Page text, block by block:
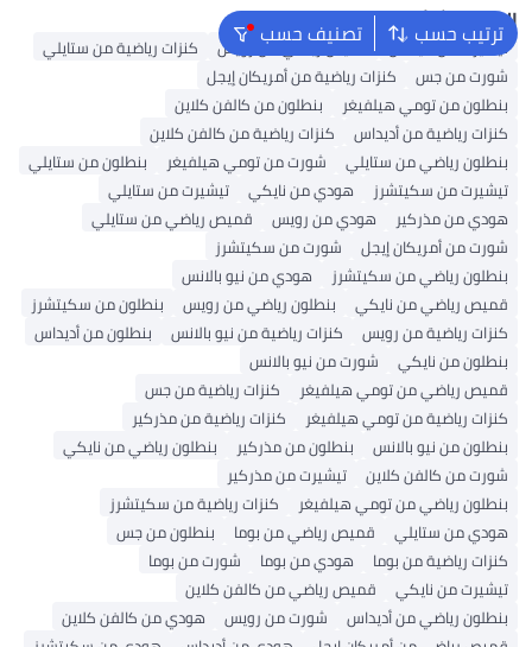
ترتيب حسب تصنيف حسب البحث الشائع
تيشيرت من أديداس قميص رياضي من رويس
كنزات رياضية من ستايلي
شورت من جس
كنزات رياضية من أمريكان إيجل
بنطلون من تومي هيلفيغر
بنطلون من كالفن كلاين
كنزات رياضية من أديداس
كنزات رياضية من كالفن كلاين
بنطلون رياضي من ستايلي
شورت من تومي هيلفيغر
بنطلون من ستايلي
تيشيرت من سكيتشرز
هودي من نايكي
تيشيرت من ستايلي
هودي من مذركير
هودي من رويس
قميص رياضي من ستايلي
شورت من أمريكان إيجل
شورت من سكيتشرز
بنطلون رياضي من سكيتشرز
هودي من نيو بالانس
قميص رياضي من نايكي
بنطلون رياضي من رويس
بنطلون من سكيتشرز
كنزات رياضية من رويس
كنزات رياضية من نيو بالانس
بنطلون من أديداس
بنطلون من نايكي
شورت من نيو بالانس
قميص رياضي من تومي هيلفيغر
كنزات رياضية من جس
كنزات رياضية من تومي هيلفيغر
كنزات رياضية من مذركير
بنطلون من نيو بالانس
بنطلون من مذركير
بنطلون رياضي من نايكي
شورت من كالفن كلاين
تيشيرت من مذركير
بنطلون رياضي من تومي هيلفيغر
كنزات رياضية من سكيتشرز
هودي من ستايلي
قميص رياضي من بوما
بنطلون من جس
كنزات رياضية من بوما
هودي من بوما
شورت من بوما
تيشيرت من نايكي
قميص رياضي من كالفن كلاين
بنطلون رياضي من أديداس
شورت من رويس
هودي من كالفن كلاين